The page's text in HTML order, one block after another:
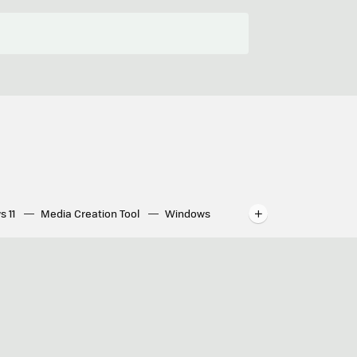
11 Media Creation Tool
Windows